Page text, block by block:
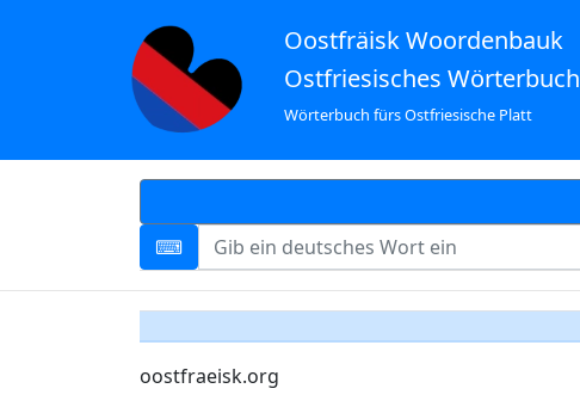
Oostfräisk Woordenbauk
Ostfriesisches Wörterbuch
Wörterbuch fürs Ostfriesische Platt
oostfraeisk.org